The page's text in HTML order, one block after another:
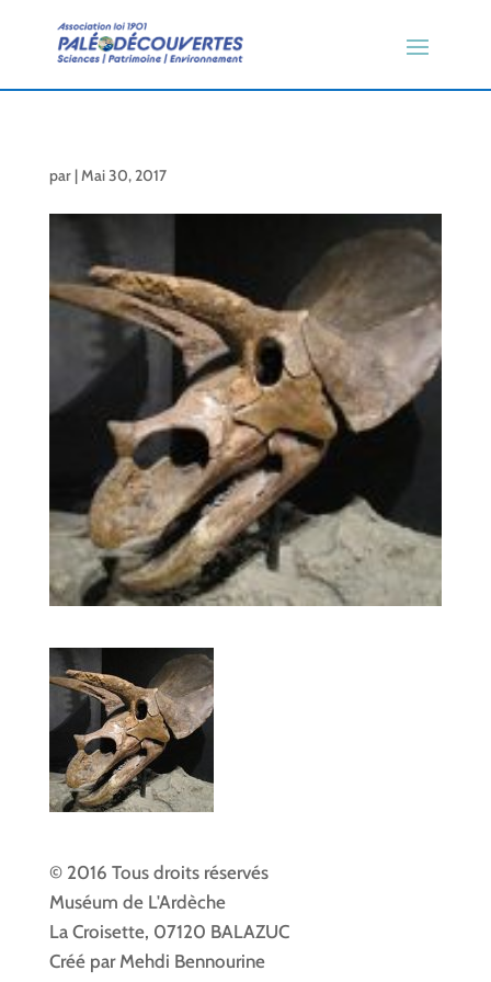
par |Mai 30, 2017
© 2016 Tous droits réservés
Muséum de L'Ardèche
La Croisette, 07120 BALAZUC
Créé par Mehdi Bennourine